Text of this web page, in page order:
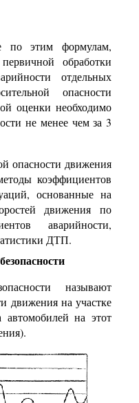
по этим формулам,
обработки
отдельных
опасности
оценки необходимо
не менее чем за 3
опасности движения
коэффициентов
основанные на
движения по
аварийности,
ДТП.
называют
движения на участке
автомобилей на этот